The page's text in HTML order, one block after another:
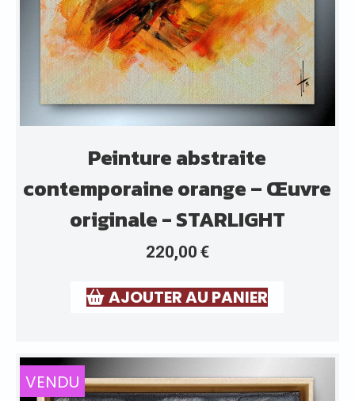
Peinture abstraite
contemporaine orange – Œuvre
originale - STARLIGHT
220,00 €
AJOUTER AU PANIER
VENDU